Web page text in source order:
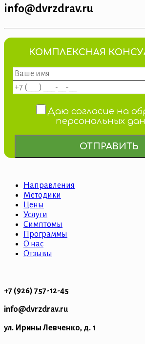
info@dvrzdrav.ru
КОМПЛЕКСНАЯ
Даю согласие на
персональных
Направления
Методики
Цены
Услуги
Симптомы
Программы
О нас
Отзывы
+7 (926) 757-12-45
info@dvrzdrav.ru
ул. Ирины Левченко, д. 1